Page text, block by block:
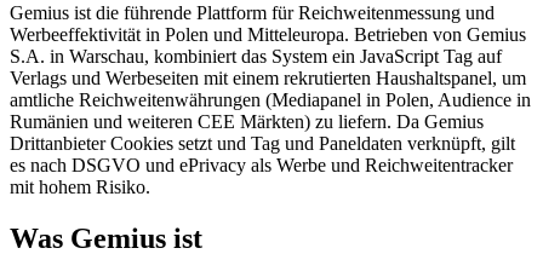
Gemius ist die führende Plattform für Reichweitenmessung und
Werbeeffektivität in Polen und Mitteleuropa. Betrieben von Gemius
S.A. in Warschau, kombiniert das System ein JavaScript Tag auf
Verlags und Werbeseiten mit einem rekrutierten Haushaltspanel, um
amtliche Reichweitenwährungen (Mediapanel in Polen, Audience in
Rumänien und weiteren CEE Märkten) zu liefern. Da Gemius
Drittanbieter Cookies setzt und Tag und Paneldaten verknüpft, gilt
es nach DSGVO und ePrivacy als Werbe und Reichweitentracker
mit hohem Risiko.
Was Gemius ist